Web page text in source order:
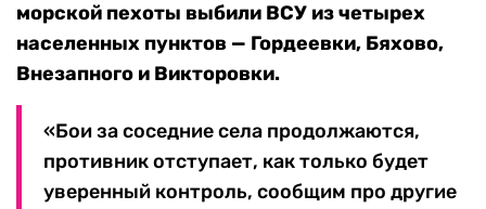
морской пехоты выбили ВСУ из четырех
населенных пунктов — Гордеевки, Бяхово,
Внезапного и Викторовки.
«Бои за соседние села продолжаются,
противник отступает, как только будет
уверенный контроль, сообщим про другие